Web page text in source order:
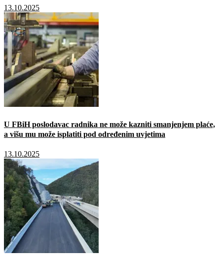
13.10.2025
U FBiH poslodavac radnika ne može kazniti smanjenjem plaće,
a višu mu može isplatiti pod određenim uvjetima
13.10.2025